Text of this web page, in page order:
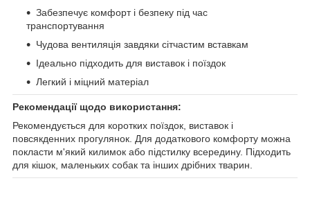
Забезпечує комфорт і безпеку під час
транспортування
Чудова вентиляція завдяки сітчастим вставкам
Ідеально підходить для виставок і поїздок
Легкий і міцний матеріал
Рекомендації щодо використання:
Рекомендується для коротких поїздок, виставок і
повсякденних прогулянок. Для додаткового комфорту можна
покласти м'який килимок або підстилку всередину. Підходить
для кішок, маленьких собак та інших дрібних тварин.